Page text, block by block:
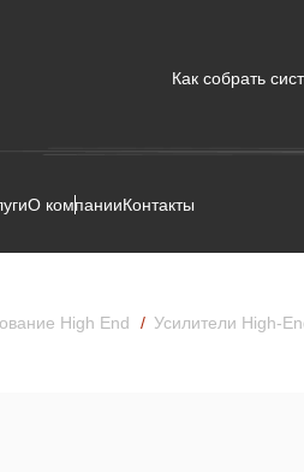
Как собрать
О компанииКонтакты
High End Усилители High-